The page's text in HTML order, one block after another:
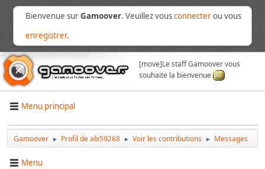
Bienvenue surGamoover. Veuillez vousconnecterou vous
enregistrer.
[move]Le staff Gamoover vous
souhaite la bienvenue
Menu principal
Gamoover ► Profil de alx59268 ► Voir les contributions ► Messages
Menu